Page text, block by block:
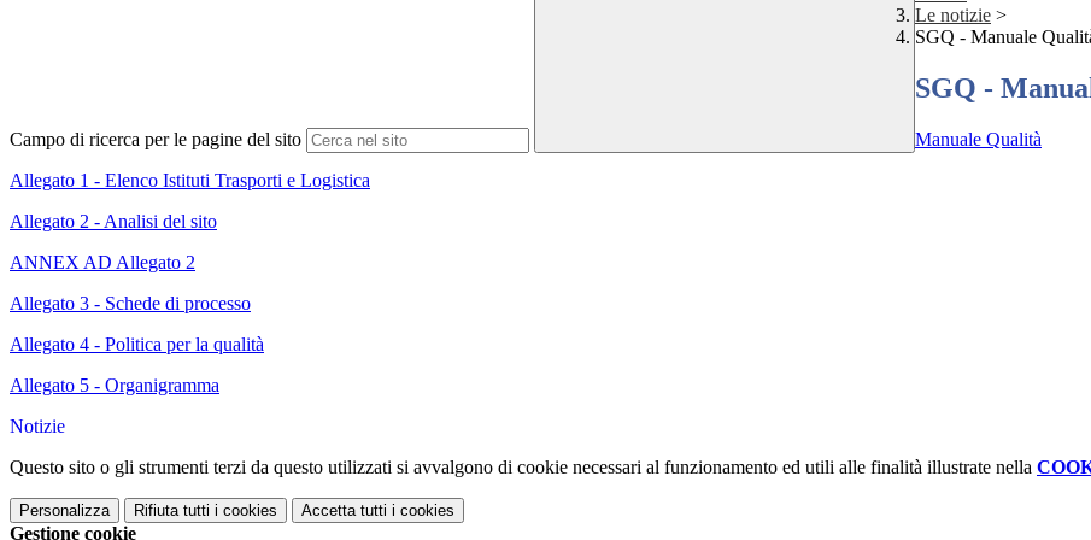
Campo di ricerca per le pagine del sito
Le notizie >
SGQ - Manuale
SGQ -
Manuale Qualità
Allegato 1 - Elenco Istituti Trasporti e Logistica
Allegato 2 - Analisi del sito
ANNEX AD Allegato 2
Allegato 3 - Schede di processo
Allegato 4 - Politica per la qualità
Allegato 5 - Organigramma
Notizie
Questo sito o gli strumenti terzi da questo utilizzati si avvalgono di cookie necessari al funzionamento ed utili alle finalità illustrate nella
Personalizza Rifiuta tutti i cookies Accetta tutti i cookies
Gestione cookie